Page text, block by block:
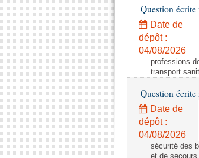
Question
Date de
dépôt :
04/08/2026
professions
transport
Question
Date de
dépôt :
04/08/2026
sécurité des
et de